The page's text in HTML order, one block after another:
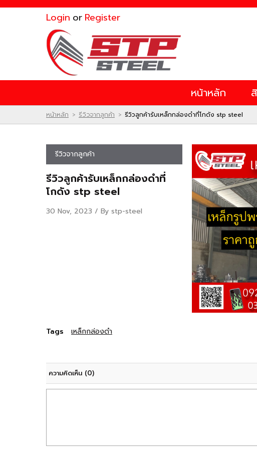
สินค้าที่สนใจ
ติดต่อเรา ผลงานของเรา
Login or Register
หน้าหลัก
หน้าหลัก > รีวิวจากลูกค้า > รีวิวลูกค้ารับเหล็กกล่องดำที่โกดัง stp steel
รีวิวจากลูกค้า
รีวิวลูกค้ารับเหล็กกล่องดำที่
โกดัง stp steel
30 Nov, 2023 / By stp-steel
Tags เหล็กกล่องดำ
ความคิดเห็น (0)